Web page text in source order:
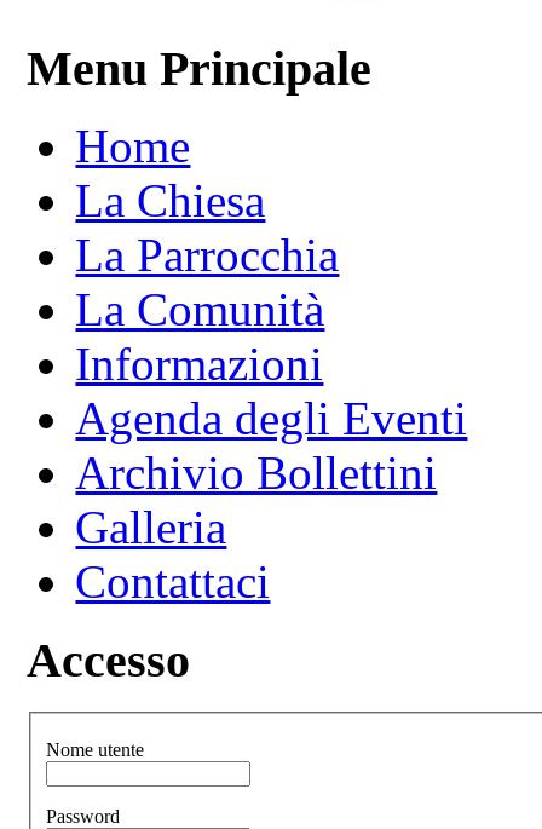
Menu Principale
Home
La Chiesa
La Parrocchia
La Comunità
Informazioni
Agenda degli Eventi
Archivio Bollettini
Galleria
Contattaci
Accesso
Nome utente
Password